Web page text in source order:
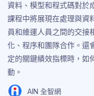
資料、模型和程式碼對於
課程中將展現在處理與資
員和維運人員之間的交接
化、程序和團隊合作。還
定的關鍵績效指標時，如
動。
AIN 全智網